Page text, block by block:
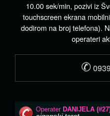
10.00 sek/min, pozivi iz
touchscreen ekrana
dodirom na broj telefona).
operateri
✆